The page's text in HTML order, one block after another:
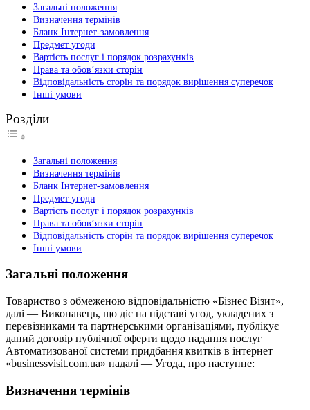
Загальні положення
Визначення термінів
Бланк Інтернет-замовлення
Предмет угоди
Вартість послуг і порядок розрахунків
Права та обов’язки сторін
Відповідальність сторін та порядок вирішення суперечок
Інші умови
Розділи
Загальні положення
Визначення термінів
Бланк Інтернет-замовлення
Предмет угоди
Вартість послуг і порядок розрахунків
Права та обов’язки сторін
Відповідальність сторін та порядок вирішення суперечок
Інші умови
Загальні положення
Товариство з обмеженою відповідальністю «Бізнес Візит»,
далі — Виконавець, що діє на підставі угод, укладених з
перевізниками та партнерськими організаціями, публікує
даний договір публічної оферти щодо надання послуг
Автоматизованої системи придбання квитків в інтернет
«businessvisit.com.ua» надалі — Угода, про наступне:
Визначення термінів